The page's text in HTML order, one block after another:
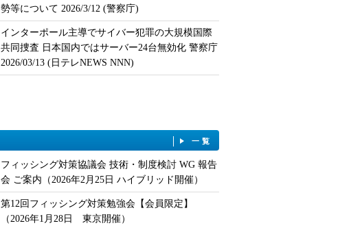
勢等について 2026/3/12 (警察庁)
インターポール主導でサイバー犯罪の大規模国際
共同捜査 日本国内ではサーバー24台無効化 警察庁
2026/03/13 (日テレNEWS NNN)
一覧
フィッシング対策協議会 技術・制度検討 WG 報告
会 ご案内（2026年2月25日 ハイブリッド開催）
第12回フィッシング対策勉強会【会員限定】
（2026年1月28日 東京開催）